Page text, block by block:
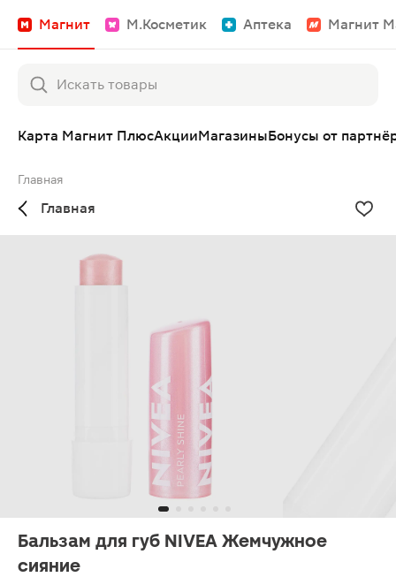
Магнит М.Косметик Аптека Магнит
Карта Магнит ПлюсАкцииМагазиныБонусы от
Главная
Главная
Бальзам для губ NIVEA Жемчужное
сияние